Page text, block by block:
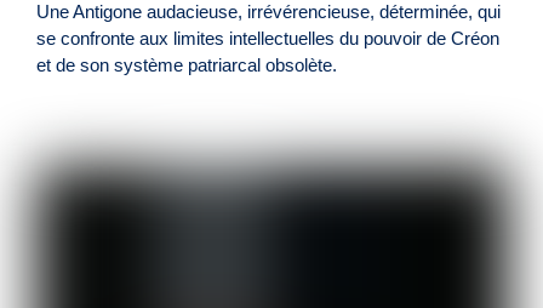
Une Antigone audacieuse, irrévérencieuse, déterminée, qui
se confronte aux limites intellectuelles du pouvoir de Créon
et de son système patriarcal obsolète.